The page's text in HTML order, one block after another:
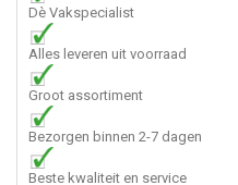
Dè Vakspecialist
Alles leveren uit voorraad
Groot assortiment
Bezorgen binnen 2-7 dagen
Beste kwaliteit en service